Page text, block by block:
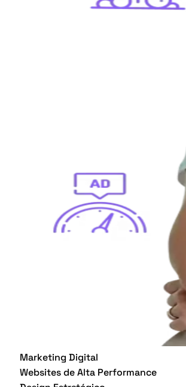
Marketing Digital
Websites de Alta Performance